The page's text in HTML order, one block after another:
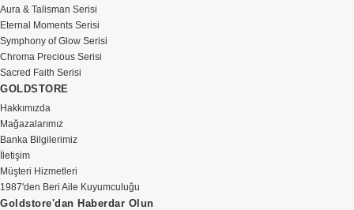
Aura & Talisman Serisi
Eternal Moments Serisi
Symphony of Glow Serisi
Chroma Precious Serisi
Sacred Faith Serisi
GOLDSTORE
Hakkımızda
Mağazalarımız
Banka Bilgilerimiz
İletişim
Müşteri Hizmetleri
1987'den Beri Aile Kuyumculuğu
Goldstore'dan Haberdar Olun